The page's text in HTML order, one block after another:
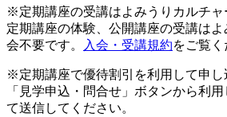
※定期講座の受講はよみうりカルチャ
定期講座の体験、公開講座の受講は
会不要です。
入会・受講規約をご覧く
※定期講座で優待割引を利用して申し
「見学申込・問合せ」ボタンから利
て送信してください。